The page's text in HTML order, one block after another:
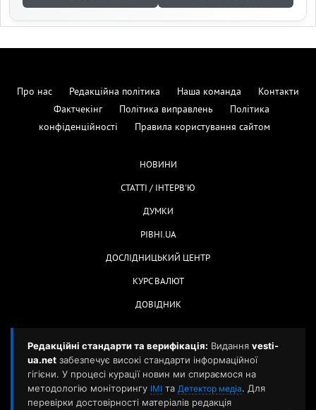
Про нас Редакційна політика Наша команда
Контакти
Фактчекінг
Політика виправлень
Політика
конфіденційності
Правила користування сайтом
НОВИНИ
СТАТТІ / ІНТЕРВ'Ю
ДУМКИ
РІВНІ.UA
ДОСЛІДНИЦЬКИЙ ЦЕНТР
КУРС ВАЛЮТ
ДОВІДНИК
Редакційні стандарти та верифікація: Видання vesti-
ua.net забезпечує високі стандарти інформаційної
гігієни. У процесі курації новин ми спираємося на
методологію моніторингу ІМІ та Детектор медіа. Для
перевірки достовірності матеріалів редакція